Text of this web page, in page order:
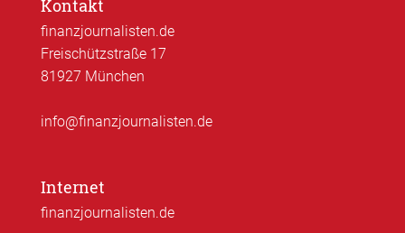
Kontakt
finanzjournalisten.de
Freischützstraße 17
81927 München
info@finanzjournalisten.de
Internet
finanzjournalisten.de